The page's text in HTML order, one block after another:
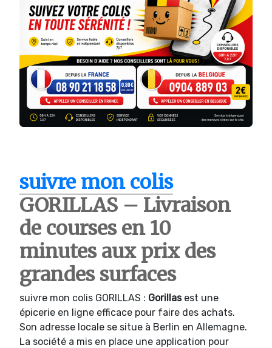
suivre mon colis
GORILLAS – Livraison
de courses en 10
minutes aux prix des
grandes surfaces
suivre mon colis GORILLAS : Gorillasest une
épicerie en ligne efficace pour faire des achats.
Son adresse locale se situe à Berlin en Allemagne.
La société a mis en place une application pour